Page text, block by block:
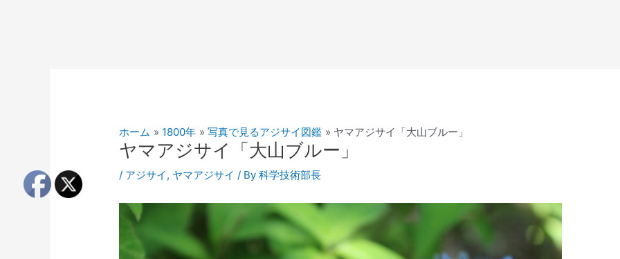
ホーム 1800年 写真で見るアジサイ図鑑 ヤマアジサイ「大山ブルー」
ヤマアジサイ「大山ブルー」
/ アジサイ, ヤマアジサイ / By科学技術部長